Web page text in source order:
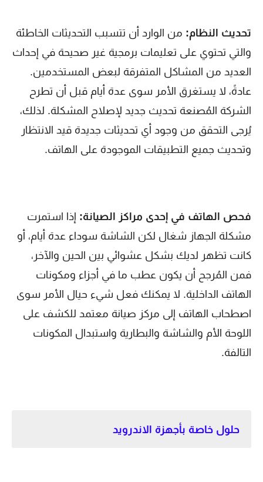
تحديث النظام: من الوارد أن تتسبب التحديثات الخاطئة
والتي تحتوي على تعليمات برمجية غير صحيحة في إحداث
العديد من المشاكل المتفرقة لبعض المستخدمين.
عادةً، لا يستغرق الأمر سوى عدة أيام قبل أن تطرح
الشركة المُصنعة تحديث جديد لإصلاح المشكلة. لذلك،
يُرجى التحقق من وجود أي تحديثات جديدة قيد الانتظار
وتحديث جميع التطبيقات الموجودة على الهاتف.
فحص الهاتف في إحدى مراكز الصيانة: إذا استمرت
مشكلة الجهاز شغال لكن الشاشة سوداء عدة أيام، أو
كانت تظهر لديك بشكل عشوائي بين الحين والآخر،
فمن المُرجح أن يكون عطب ما في أجزاء ومكونات
الهاتف الداخلية. لا يمكنك فعل شيء حيال الأمر سوى
اصطحاب الهاتف إلى مركز صيانة معتمد للكشف على
اللوحة الأم والشاشة والبطارية واستبدال المكونات
التالفة.
حلول خاصة بأجهزة الاندرويد